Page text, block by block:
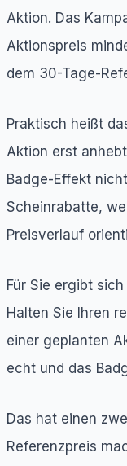
Aktion. Das
Aktionspreis
dem 30-Tage-
Praktisch heißt
Aktion erst
Badge-Effekt
Scheinrabatte,
Preisverlauf
Für Sie ergibt
Halten Sie Ihren
einer geplanten
echt und das
Das hat einen
Referenzpreis